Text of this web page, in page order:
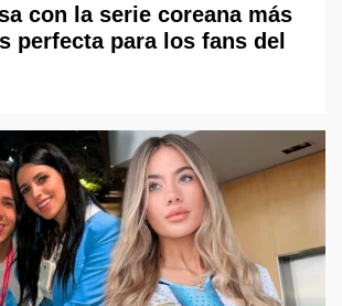
con la serie coreana más
perfecta para los fans del